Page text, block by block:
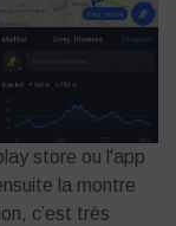
store ou l'app
la montre
c’est très